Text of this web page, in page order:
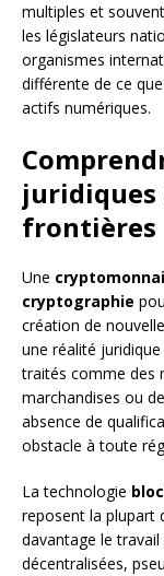
multiples et
les législateurs
organismes
différente de ce
actifs numériques.
juridiques
frontières
Une
cryptographie
création de
une réalité
traités comme des
marchandises ou
absence de
obstacle à toute
La technologie
reposent la plupart
davantage le
décentralisées,